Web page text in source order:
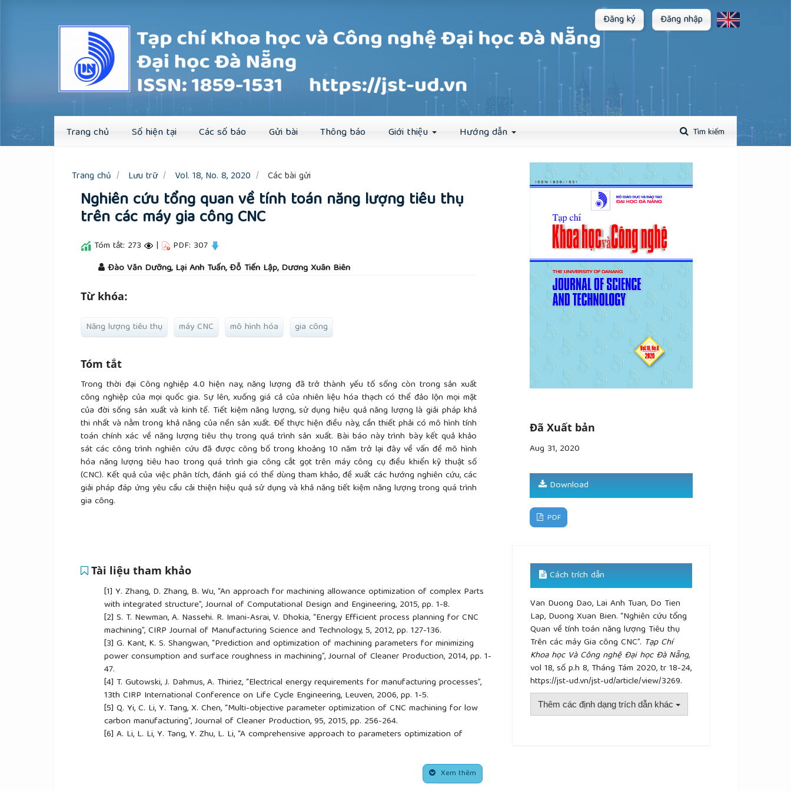
Trang chủ Số hiện tại Các số báo Gửi bài Thông báo Giới thiệu Hướng dẫn Tìm kiếm
Đăng ký Đăng nhập
Đăng ký Đăng nhập
Trang chủ Lưu trữ Vol. 18, No. 8, 2020 Các bài gửi
Nghiên cứu tổng quan về tính toán năng lượng tiêu thụ
trên các máy gia công CNC
Tóm tắt: 273 | PDF: 307
##plugins.themes.academic_pro.article.main##
Đào Văn Dưỡng, Lại Anh Tuấn, Đỗ Tiến Lập, Dương Xuân Biên
Từ khóa:
Năng lượng tiêu thụ máy CNC mô hình hóa gia công
Tóm tắt
Trong thời đại Công nghiệp 4.0 hiện nay, năng lượng đã trở thành yếu tố sống còn trong sản xuất
công nghiệp của mọi quốc gia. Sự lên, xuống giá cả của nhiên liệu hóa thạch có thể đảo lộn mọi mặt
của đời sống sản xuất và kinh tế. Tiết kiệm năng lượng, sử dụng hiệu quả năng lượng là giải pháp khả
thi nhất và nằm trong khả năng của nền sản xuất. Để thực hiện điều này, cần thiết phải có mô hình tính
toán chính xác về năng lượng tiêu thụ trong quá trình sản xuất. Bài báo này trình bày kết quả khảo
sát các công trình nghiên cứu đã được công bố trong khoảng 10 năm trở lại đây về vấn đề mô hình
hóa năng lượng tiêu hao trong quá trình gia công cắt gọt trên máy công cụ điều khiển kỹ thuật số
(CNC). Kết quả của việc phân tích, đánh giá có thể dùng tham khảo, đề xuất các hướng nghiên cứu, các
giải pháp đáp ứng yêu cầu cải thiện hiệu quả sử dụng và khả năng tiết kiệm năng lượng trong quá trình
gia công.
Tài liệu tham khảo
[1] Y. Zhang, D. Zhang, B. Wu, “An approach for machining allowance optimization of complex Parts
with integrated structure”, Journal of Computational Design and Engineering, 2015, pp. 1-8.
[2] S. T. Newman, A. Nassehi. R. Imani-Asrai, V. Dhokia, “Energy Efficient process planning for CNC
machining”, CIRP Journal of Manufacturing Science and Technology, 5, 2012, pp. 127-136.
[3] G. Kant, K. S. Shangwan, “Prediction and optimization of machining parameters for minimizing
power consumption and surface roughness in machining”, Journal of Cleaner Production, 2014, pp. 1-
47.
[4] T. Gutowski, J. Dahmus, A. Thiriez, “Electrical energy requirements for manufacturing processes”,
13th CIRP International Conference on Life Cycle Engineering, Leuven, 2006, pp. 1-5.
[5] Q. Yi, C. Li, Y. Tang, X. Chen, “Multi-objective parameter optimization of CNC machining for low
carbon manufacturing”, Journal of Cleaner Production, 95, 2015, pp. 256-264.
[6] A. Li, L. Li, Y. Tang, Y. Zhu, L. Li, “A comprehensive approach to parameters optimization of
X. Chen, C. Lia, Y. Tang, L. Li, Y. Du, L. Li, “Integrated optimization of cutting tool and cutting
parameters in face milling for minimizing energy footprint and production time”, Energy, 175, 2019, pp.
Xem thêm
Đã Xuất bản
Aug 31, 2020
Download
PDF
Cách trích dẫn
Van Duong Dao, Lai Anh Tuan, Do Tien
Lap, Duong Xuan Bien. “Nghiên cứu tổng
Quan về tính toán năng lượng Tiêu thụ
Trên các máy Gia công CNC”. Tạp Chí
Khoa học Và Công nghệ Đại học Đà Nẵng,
vol 18, số p.h 8, Tháng Tám 2020, tr 18-24,
https://jst-ud.vn/jst-ud/article/view/3269.
Thêm các định dạng trích dẫn khác